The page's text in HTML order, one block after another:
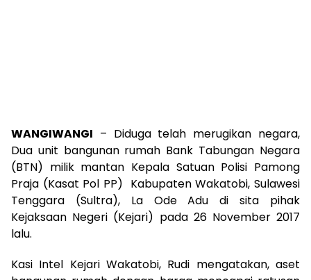
WANGIWANGI – Diduga telah merugikan negara,
Dua unit bangunan rumah Bank Tabungan Negara
(BTN) milik mantan Kepala Satuan Polisi Pamong
Praja (Kasat Pol PP) Kabupaten Wakatobi, Sulawesi
Tenggara (Sultra), La Ode Adu di sita pihak
Kejaksaan Negeri (Kejari) pada 26 November 2017
lalu.
Kasi Intel Kejari Wakatobi, Rudi mengatakan, aset